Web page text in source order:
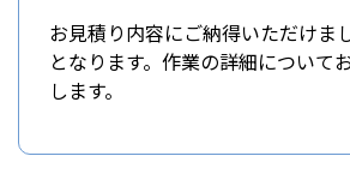
お見積り内容にご納得いただけま
となります。作業の詳細について
します。